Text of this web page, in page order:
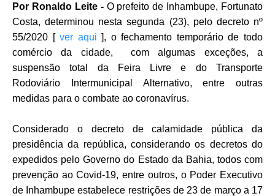
Por Ronaldo Leite - O prefeito de Inhambupe, Fortunato
Costa, determinou nesta segunda (23), pelo decreto nº
55/2020 [ver aqui ], o fechamento temporário de todo
comércio da cidade, com algumas exceções, a
suspensão total da Feira Livre e do Transporte
Rodoviário Intermunicipal Alternativo, entre outras
medidas para o combate ao coronavírus.
Considerado o decreto de calamidade pública da
presidência da república, considerando os decretos do
expedidos pelo Governo do Estado da Bahia, todos com
prevenção ao Covid-19, entre outros, o Poder Executivo
de Inhambupe estabelece restrições de 23 de março a 17